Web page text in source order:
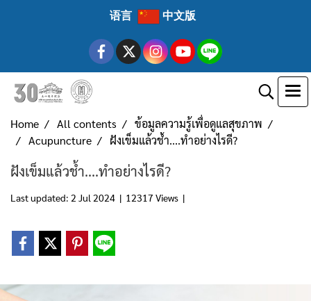
语言 中文版
Home All contents
ข้อมูลความรู้เพื่อดูแลสุขภาพ
Acupuncture
ฝังเข็มแล้วช้ำ....ทำอย่างไรดี?
ฝังเข็มแล้วช้ำ....ทำอย่างไรดี?
Last updated: 2 Jul 2024 | 12317 Views |